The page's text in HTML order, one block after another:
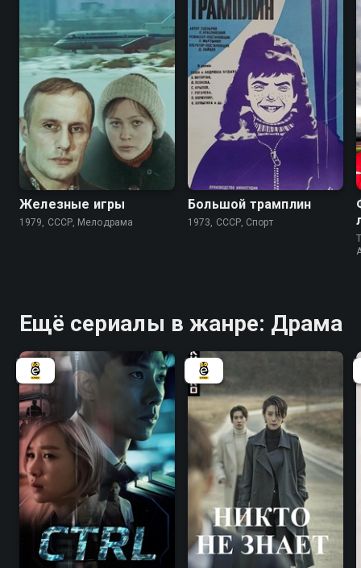
6.8
Железные игры
1979, СССР, Мелодрама
7.0
Большой трамплин
1973, СССР, Спорт
Ещё сериалы в жанре: Драма
7.7 7.8